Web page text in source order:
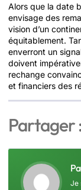
Alors que la date
envisage des
vision d’un
équitablement.
enverront un
doivent
rechange
et financiers des
Partager
Je